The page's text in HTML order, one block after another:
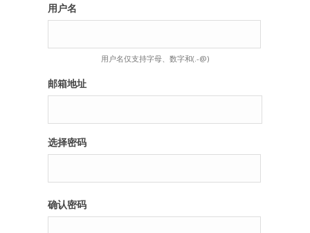
纪录片2 青年人不同活法
用户名
用户名仅支持字母、数字和(.-@)
邮箱地址
选择密码
确认密码